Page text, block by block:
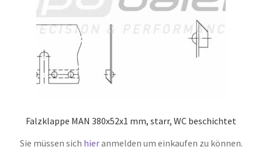
Falzklappe MAN 380x52x1 mm, starr, WC beschichtet
Sie müssen sich hieranmelden um einkaufen zu können.